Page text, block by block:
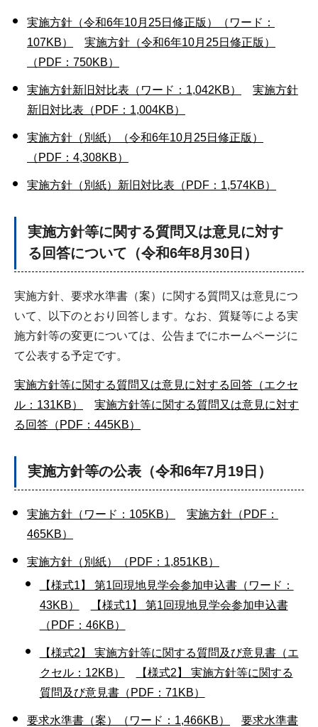
実施方針（令和6年10月25日修正版）（ワード：
107KB）
実施方針（令和6年10月25日修正版）
（PDF：750KB）
実施方針新旧対比表（ワード：1,042KB）
実施方針
新旧対比表（PDF：1,004KB）
実施方針（別紙）（令和6年10月25日修正版）
（PDF：4,308KB）
実施方針（別紙）新旧対比表（PDF：1,574KB）
実施方針等に関する質問又は意見に対す
る回答について（令和6年8月30日）
実施方針、要求水準書（案）に関する質問又は意見につ
いて、以下のとおり回答します。なお、質疑等による実
施方針等の変更については、公告までにホームページに
て公表する予定です。
実施方針等に関する質問又は意見に対する回答（エクセ
ル：131KB）
実施方針等に関する質問又は意見に対す
る回答（PDF：445KB）
実施方針等の公表（令和6年7月19日）
実施方針（ワード：105KB）
実施方針（PDF：
465KB）
実施方針（別紙）（PDF：1,851KB）
【様式1】 第1回現地見学会参加申込書（ワード：
43KB）
【様式1】 第1回現地見学会参加申込書
（PDF：46KB）
【様式2】 実施方針等に関する質問及び意見書（エ
クセル：12KB）
【様式2】 実施方針等に関する
質問及び意見書（PDF：71KB）
要求水準書（案）（ワード：1,466KB）
要求水準書